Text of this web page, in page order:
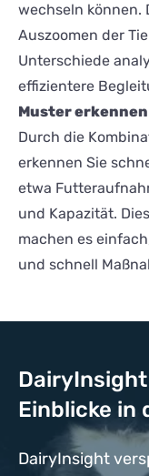
wechseln können.
Auszoomen der
Unterschiede
effizientere
Muster erkennen
Durch die
erkennen Sie
etwa
und Kapazität.
machen es
und schnell
Einblicke in
DairyInsight